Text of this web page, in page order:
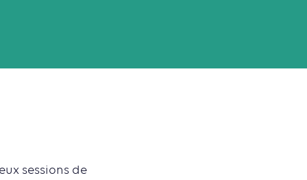
sessions de